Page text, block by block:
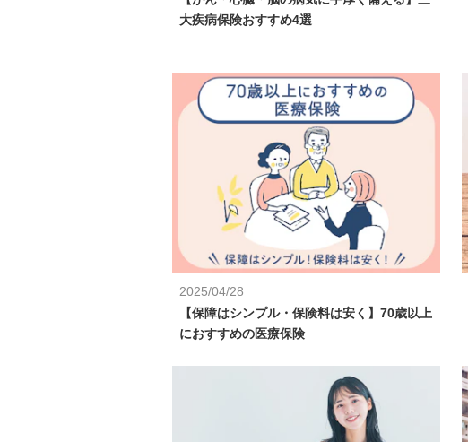
大疾病保険おすすめ4選
2025/04/28
【保障はシンプル・保険料は安く】70歳以上
におすすめの医療保険